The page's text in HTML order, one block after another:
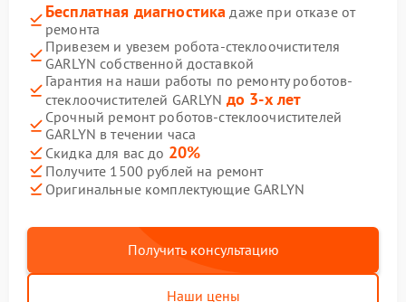
Бесплатная диагностика даже при отказе от
ремонта
Привезем и увезем робота-стеклоочистителя
GARLYN собственной доставкой
Гарантия на наши работы по ремонту роботов-
стеклоочистителей GARLYN до 3-х лет
Срочный ремонт роботов-стеклоочистителей
GARLYN в течении часа
Скидка для вас до 20%
Получите 1500 рублей на ремонт
Оригинальные комплектующие GARLYN
Получить консультацию
Наши цены